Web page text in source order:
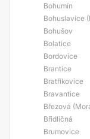
Bohumín
Bohuslavice
Bohušov
Bolatice
Bordovice
Brantice
Bratříkovice
Bravantice
Březová
Břidličná
Brumovice